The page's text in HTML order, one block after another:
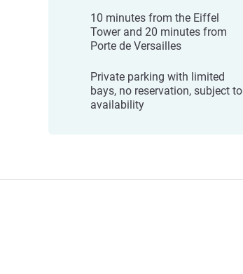
10 minutes from the Eiffel
Tower and 20 minutes from
Porte de Versailles
Private parking with limited
bays, no reservation, subject to
availability